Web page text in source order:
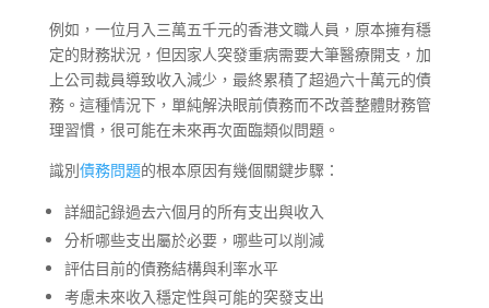
例如，一位月入三萬五千元的香港文職人員，原本擁有穩
定的財務狀況，但因家人突發重病需要大筆醫療開支，加
上公司裁員導致收入減少，最終累積了超過六十萬元的債
務。這種情況下，單純解決眼前債務而不改善整體財務管
理習慣，很可能在未來再次面臨類似問題。
識別債務問題的根本原因有幾個關鍵步驟：
詳細記錄過去六個月的所有支出與收入
分析哪些支出屬於必要，哪些可以削減
評估目前的債務結構與利率水平
考慮未來收入穩定性與可能的突發支出